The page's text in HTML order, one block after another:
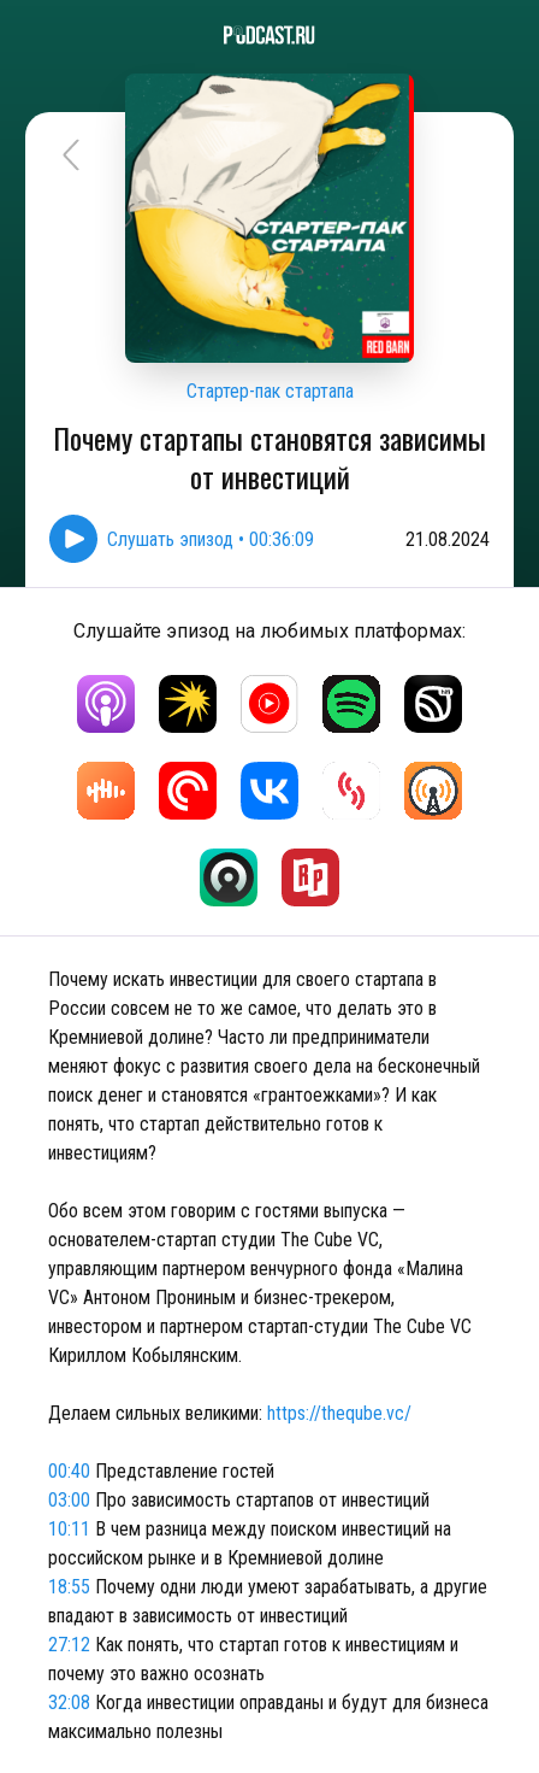
Стартер-пак стартапа
Почему стартапы становятся зависимы
от инвестиций
Слушать эпизод • 00:36:09 21.08.2024
Слушайте эпизод на любимых платформах:
Почему искать инвестиции для своего стартапа в
России совсем не то же самое, что делать это в
Кремниевой долине? Часто ли предприниматели
меняют фокус с развития своего дела на бесконечный
поиск денег и становятся «грантоежками»? И как
понять, что стартап действительно готов к
инвестициям?
Обо всем этом говорим с гостями выпуска —
основателем-стартап студии The Cube VC,
управляющим партнером венчурного фонда «Малина
VC» Антоном Прониным и бизнес-трекером,
инвестором и партнером стартап-студии The Cube VC
Кириллом Кобылянским.
Делаем сильных великими: https://theqube.vc/
00:40 Представление гостей
03:00 Про зависимость стартапов от инвестиций
10:11 В чем разница между поиском инвестиций на
российском рынке и в Кремниевой долине
18:55 Почему одни люди умеют зарабатывать, а другие
впадают в зависимость от инвестиций
27:12 Как понять, что стартап готов к инвестициям и
почему это важно осознать
32:08 Когда инвестиции оправданы и будут для бизнеса
максимально полезны